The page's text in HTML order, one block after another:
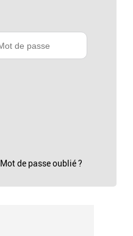
Mot de passe oublié ?